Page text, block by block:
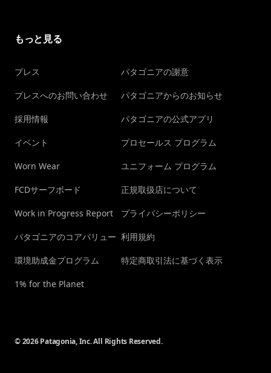
もっと見る
プレス
プレスへのお問い合わせ
採用情報
イベント
Worn Wear
FCDサーフボード
Work in Progress Report
パタゴニアのコアバリュー
環境助成金プログラム
1% for the Planet
パタゴニアの謝意
パタゴニアからのお知らせ
パタゴニアの公式アプリ
プロセールス プログラム
ユニフォーム プログラム
正規取扱店について
プライバシーポリシー
利用規約
特定商取引法に基づく表示
© 2026 Patagonia, Inc. All Rights Reserved.